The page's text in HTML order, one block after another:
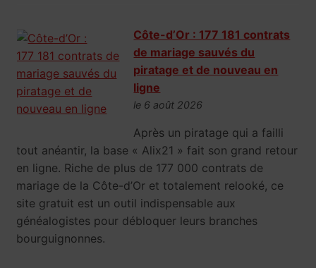
Côte-d’Or : 177 181 contrats
de mariage sauvés du
piratage et de nouveau en
ligne
le 6 août 2026
Après un piratage qui a failli
tout anéantir, la base « Alix21 » fait son grand retour
en ligne. Riche de plus de 177 000 contrats de
mariage de la Côte-d’Or et totalement relooké, ce
site gratuit est un outil indispensable aux
généalogistes pour débloquer leurs branches
bourguignonnes.